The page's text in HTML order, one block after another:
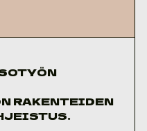
RAKENTEIDEN